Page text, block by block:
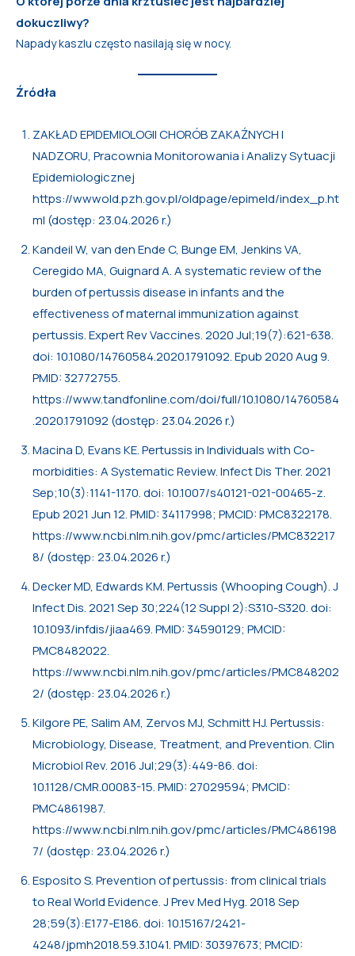
dokuczliwy?
Napady kaszlu często nasilają się w nocy.
Źródła
ZAKŁAD EPIDEMIOLOGII CHORÓB ZAKAŹNYCH I
NADZORU, Pracownia Monitorowania i Analizy Sytuacji
Epidemiologicznej
https://wwwold.pzh.gov.pl/oldpage/epimeld/index_p.ht
ml (dostęp: 23.04.2026 r.)
Kandeil W, van den Ende C, Bunge EM, Jenkins VA,
Ceregido MA, Guignard A. A systematic review of the
burden of pertussis disease in infants and the
effectiveness of maternal immunization against
pertussis. Expert Rev Vaccines. 2020 Jul;19(7):621-638.
doi: 10.1080/14760584.2020.1791092. Epub 2020 Aug 9.
PMID: 32772755.
https://www.tandfonline.com/doi/full/10.1080/14760584
.2020.1791092 (dostęp: 23.04.2026 r.)
Macina D, Evans KE. Pertussis in Individuals with Co-
morbidities: A Systematic Review. Infect Dis Ther. 2021
Sep;10(3):1141-1170. doi: 10.1007/s40121-021-00465-z.
Epub 2021 Jun 12. PMID: 34117998; PMCID: PMC8322178.
https://www.ncbi.nlm.nih.gov/pmc/articles/PMC832217
8/ (dostęp: 23.04.2026 r.)
Decker MD, Edwards KM. Pertussis (Whooping Cough). J
Infect Dis. 2021 Sep 30;224(12 Suppl 2):S310-S320. doi:
10.1093/infdis/jiaa469. PMID: 34590129; PMCID:
PMC8482022.
https://www.ncbi.nlm.nih.gov/pmc/articles/PMC848202
2/ (dostęp: 23.04.2026 r.)
Kilgore PE, Salim AM, Zervos MJ, Schmitt HJ. Pertussis:
Microbiology, Disease, Treatment, and Prevention. Clin
Microbiol Rev. 2016 Jul;29(3):449-86. doi:
10.1128/CMR.00083-15. PMID: 27029594; PMCID:
PMC4861987.
https://www.ncbi.nlm.nih.gov/pmc/articles/PMC486198
7/ (dostęp: 23.04.2026 r.)
Esposito S. Prevention of pertussis: from clinical trials
to Real World Evidence. J Prev Med Hyg. 2018 Sep
28;59(3):E177-E186. doi: 10.15167/2421-
4248/jpmh2018.59.3.1041. PMID: 30397673; PMCID: